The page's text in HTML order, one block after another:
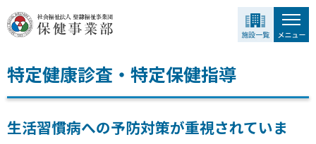
ロ
ル
ゲ
文
ー
ナ
ー
ッ
へ
特定健康診査・特定保健指導
生活習慣病への予防対策が重視されていま